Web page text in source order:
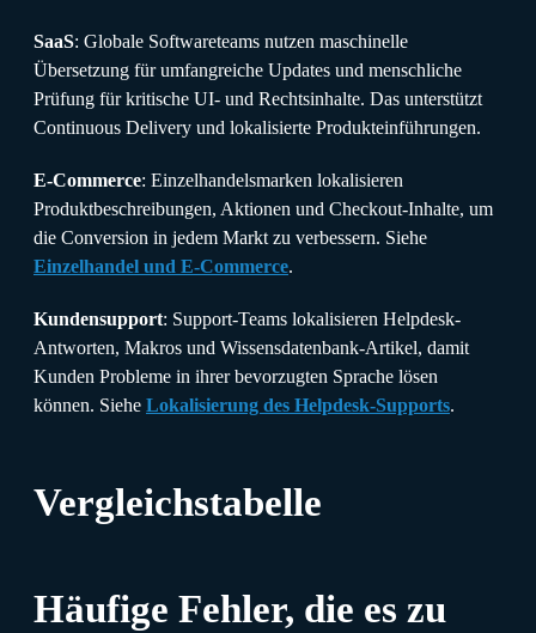
SaaS: Globale Softwareteams nutzen maschinelle
Übersetzung für umfangreiche Updates und menschliche
Prüfung für kritische UI- und Rechtsinhalte. Das unterstützt
Continuous Delivery und lokalisierte Produkteinführungen.
E-Commerce: Einzelhandelsmarken lokalisieren
Produktbeschreibungen, Aktionen und Checkout-Inhalte, um
die Conversion in jedem Markt zu verbessern. Siehe
Einzelhandel und E-Commerce.
Kundensupport: Support-Teams lokalisieren Helpdesk-
Antworten, Makros und Wissensdatenbank-Artikel, damit
Kunden Probleme in ihrer bevorzugten Sprache lösen
können. Siehe Lokalisierung des Helpdesk-Supports.
Vergleichstabelle
Häufige Fehler, die es zu